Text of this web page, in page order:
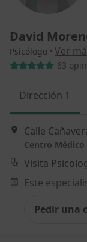
David
Psicólogo · Ver
63
Dirección 1
Calle
Centro Médico
Visita
Pedir una